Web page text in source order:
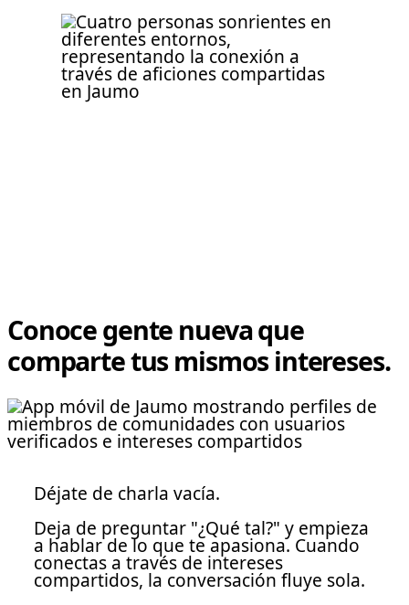
Conoce gente nueva que
comparte tus mismos intereses.
Déjate de charla vacía.
Deja de preguntar "¿Qué tal?" y empieza
a hablar de lo que te apasiona. Cuando
conectas a través de intereses
compartidos, la conversación fluye sola.